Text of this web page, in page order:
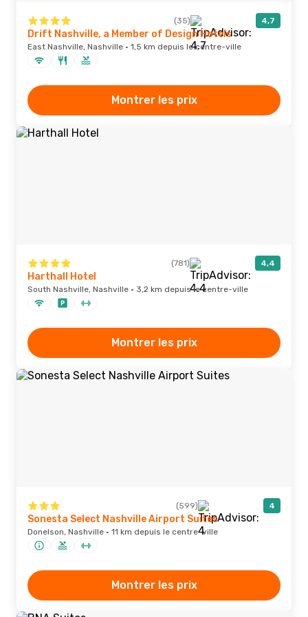
(35) 4,7
Drift Nashville, a Member of Design Hotels
East Nashville, Nashville · 1,5 km depuis le centre-ville
Montrer les prix
(781) 4,4
Harthall Hotel
South Nashville, Nashville · 3,2 km depuis le centre-ville
Montrer les prix
(599) 4
Sonesta Select Nashville Airport Suites
Donelson, Nashville · 11 km depuis le centre-ville
Montrer les prix